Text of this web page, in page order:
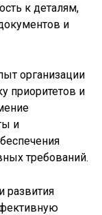
к деталям,
и
организации
приоритетов и
и
требований.
развития